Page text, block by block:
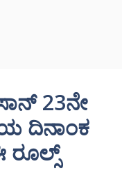
23ನೇ
ದಿನಾಂಕ
ರೂಲ್ಸ್